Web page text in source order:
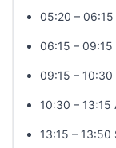
05:20 –
06:15 – 09:15
09:15 –
10:30 – 13:15
13:15 – 13:50